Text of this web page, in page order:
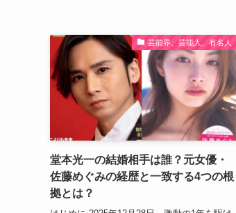
芸能界、芸能人、有名人
堂本光一の結婚相手は誰？元女優・
佐藤めぐみの経歴と一致する4つの根
拠とは？